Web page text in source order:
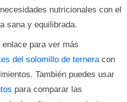
nutricionales con el
sana y equilibrada.
para ver más
del solomillo de terneracon
También puedes usar
para comparar las